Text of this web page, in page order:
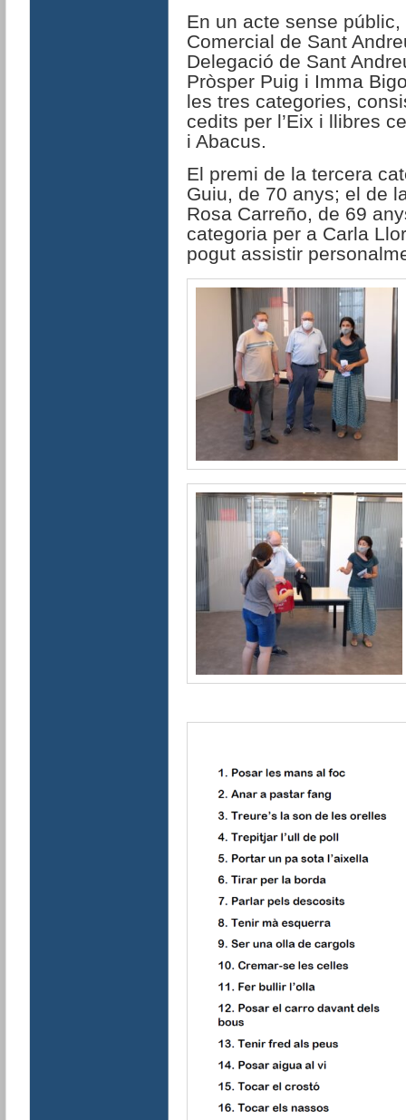
En un acte sense públic,
Comercial de Sant
Delegació de Sant
Pròsper Puig i Imma
les tres categories,
cedits per l’Eix i llibres
i Abacus.
El premi de la tercera
Guiu, de 70 anys; el de
Rosa Carreño, de 69
categoria per a Carla
pogut assistir